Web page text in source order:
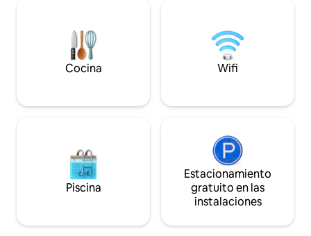
champán). ¡Ideal
pareja! (Detalles
«Otras
👇).
Cocina Wifi
Piscina
Estacionamiento
gratuito en las
instalaciones